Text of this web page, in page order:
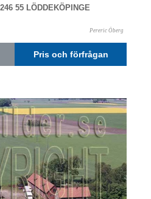
55 LÖDDEKÖPINGE
Pereric Öberg
Pris och förfrågan